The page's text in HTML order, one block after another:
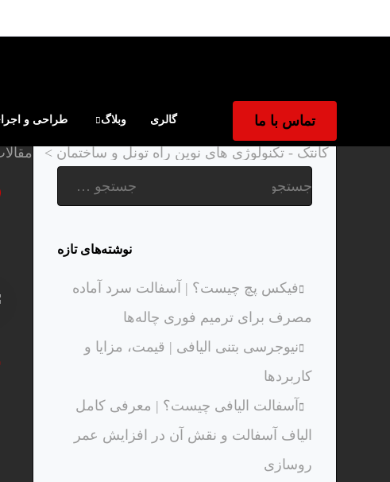
طراحی و وبلاگ گالری
تماس با ما
کانتک - تکنولوژی های نوین راه تونل و ساختمان >
نوشته‌های تازه
فیکس پچ چیست؟ | آسفالت سرد آماده
مصرف برای ترمیم فوری چاله‌ها
نیوجرسی بتنی الیافی | قیمت، مزایا و
کاربردها
آسفالت الیافی چیست؟ | معرفی کامل
الیاف آسفالت و نقش آن در افزایش عمر
روسازی